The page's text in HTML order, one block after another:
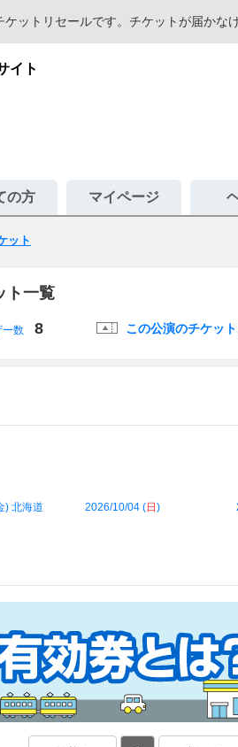
ットリセールです。チケットが届かな
イト
の方 マイページ
ット
ト一覧
ー数 8 この公演のチケッ
) 北海道 2026/10/04 (日 )